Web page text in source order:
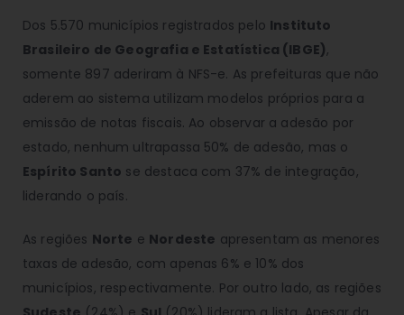
Dos 5.570 municípios registrados pelo Instituto
Brasileiro de Geografia e Estatística (IBGE),
somente 897 aderiram à NFS-e. As prefeituras que não
aderem ao sistema utilizam modelos próprios para a
emissão de notas fiscais. Ao observar a adesão por
estado, nenhum ultrapassa 50% de adesão, mas o
Espírito Santo se destaca com 37% de integração,
liderando o país.
As regiões Norte e Nordeste apresentam as menores
taxas de adesão, com apenas 6% e 10% dos
municípios, respectivamente. Por outro lado, as regiões